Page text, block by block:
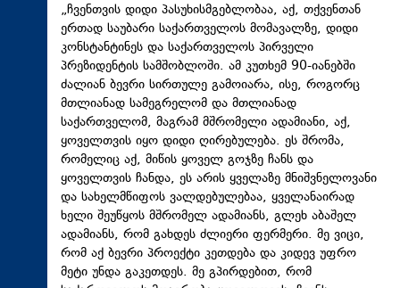
„ჩვენთვის დიდი პასუხისმგებლობაა, აქ, თქვენთან
ერთად საუბარი საქართველოს მომავალზე, დიდი
კონსტანტინეს და საქართველოს პირველი
პრეზიდენტის სამშობლოში. ამ კუთხემ 90-იანებში
ძალიან ბევრი სირთულე გამოიარა, ისე, როგორც
მთლიანად სამეგრელომ და მთლიანად
საქართველომ, მაგრამ მშრომელი ადამიანი, აქ,
ყოველთვის იყო დიდი ღირებულება. ეს შრომა,
რომელიც აქ, მიწის ყოველ გოჯზე ჩანს და
ყოველთვის ჩანდა, ეს არის ყველაზე მნიშვნელოვანი
და სახელმწიფოს ვალდებულებაა, ყველანაირად
ხელი შეუწყოს მშრომელ ადამიანს, გლეხ აბაშელ
ადამიანს, რომ გახდეს ძლიერი ფერმერი. მე ვიცი,
რომ აქ ბევრი პროექტი კეთდება და კიდევ უფრო
მეტი უნდა გაკეთდეს. მე გპირდებით, რომ